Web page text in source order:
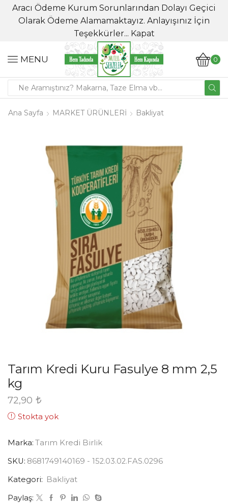
Aracı Ödeme Kurum Sorunlarından Dolayı Geçici
Olarak Ödeme Alamamaktayız. Anlayışınız İçin
Teşekkürler... Kapat
MENU 0
Ana Sayfa MARKET ÜRÜNLERİ Bakliyat
Tarım Kredi Kuru Fasulye 8 mm 2,5
kg
72,90
Stokta yok
Marka: Tarım Kredi Birlik
SKU: 8681749140169 - 152.03.02.FAS.0296
Kategori: Bakliyat
Paylaş: